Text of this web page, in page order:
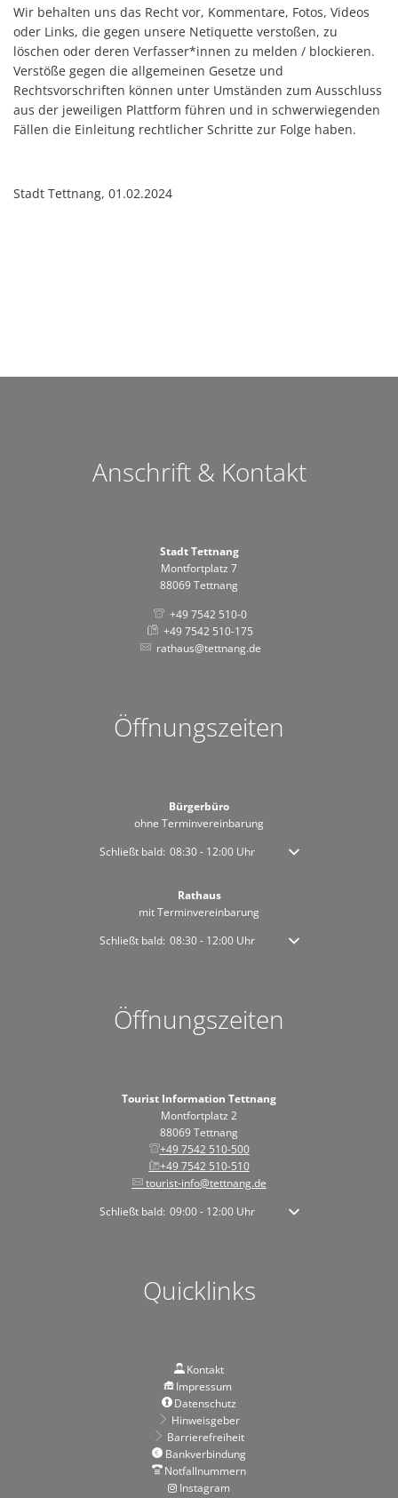
Wir behalten uns das Recht vor, Kommentare, Fotos, Videos
oder Links, die gegen unsere Netiquette verstoßen, zu
löschen oder deren Verfasser*innen zu melden / blockieren.
Verstöße gegen die allgemeinen Gesetze und
Rechtsvorschriften können unter Umständen zum Ausschluss
aus der jeweiligen Plattform führen und in schwerwiegenden
Fällen die Einleitung rechtlicher Schritte zur Folge haben.
Stadt Tettnang, 01.02.2024
Anschrift & Kontakt
Stadt Tettnang
Montfortplatz 7
88069 Tettnang
+49 7542 510-0
+49 7542 510-175
rathaus@tettnang.de
Öffnungszeiten
Bürgerbüro
ohne Terminvereinbarung
Klicken, um weitere Öffnungs- oder Schließzeiten
Schließt bald: 08:30- 12:00Uhr Von 08:30 bis 12:00 Uhr
Rathaus
mit Terminvereinbarung
Klicken, um weitere Öffnungs- oder Schließzeiten
Schließt bald: 08:30- 12:00Uhr Von 08:30 bis 12:00 Uhr
Öffnungszeiten
Tourist Information Tettnang
Montfortplatz 2
88069 Tettnang
+49 7542 510-500
+49 7542 510-510
tourist-info@tettnang.de
Klicken, um weitere Öffnungs- oder Schließzeiten
Schließt bald: 09:00- 12:00Uhr Von 09:00 bis 12:00 Uhr
Quicklinks
Kontakt
Impressum
Datenschutz
Hinweisgeber
Barrierefreiheit
Bankverbindung
Notfallnummern
Instagram